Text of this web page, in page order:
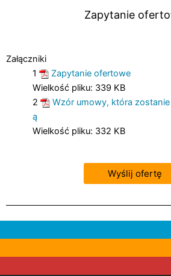
Zapytanie
Załączniki
1
Zapytanie ofertowe
Wielkość pliku: 339 KB
2
Wzór umowy, która
ą
Wielkość pliku: 332 KB
Wyślij ofertę